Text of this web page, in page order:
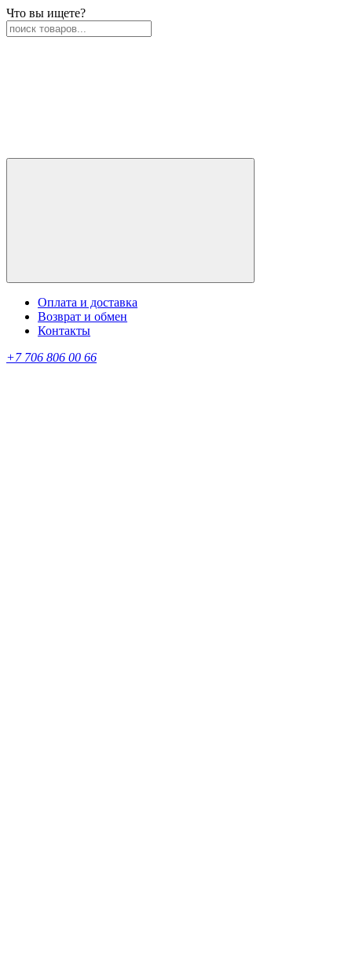
Что вы ищете?
Оплата и доставка
Возврат и обмен
Контакты
+7 706 806 00 66